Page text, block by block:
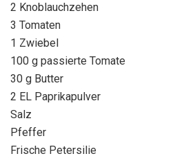
2 Knoblauchzehen
3 Tomaten
1 Zwiebel
100 g passierte Tomate
30 g Butter
2 EL Paprikapulver
Salz
Pfeffer
Frische Petersilie